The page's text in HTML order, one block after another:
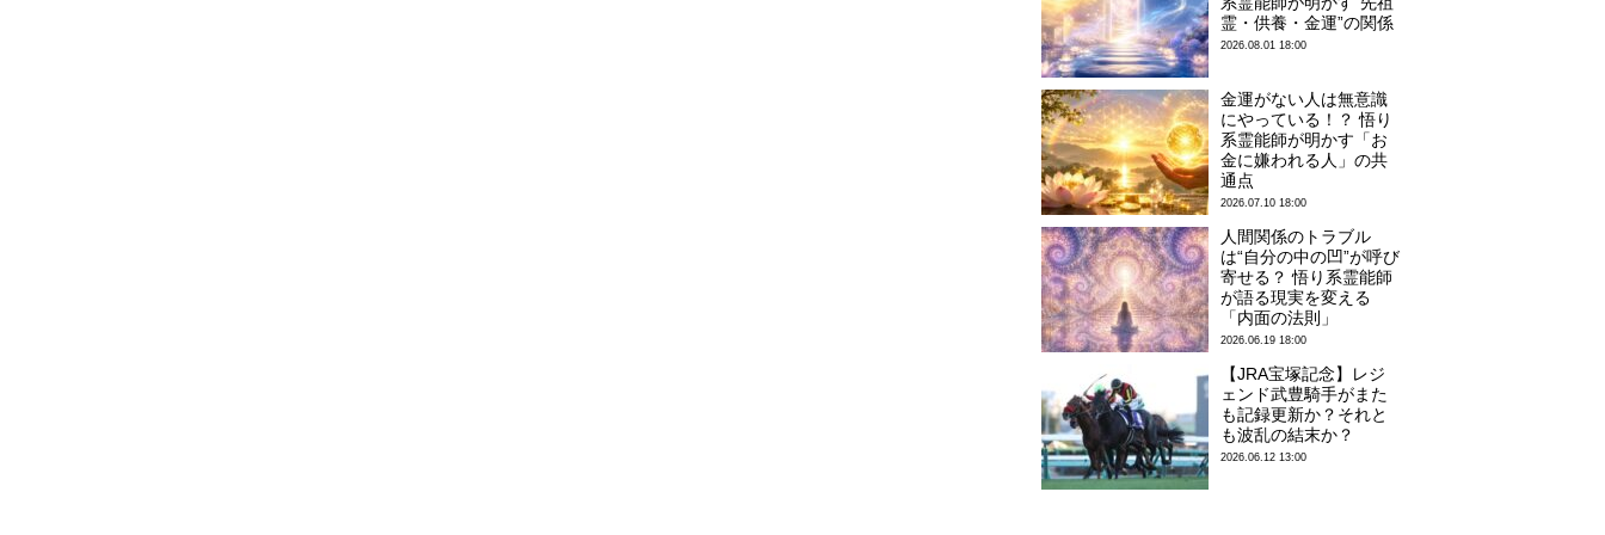
霊・供養・金運”の関係
2026.08.01 18:00
金運がない人は無意識
にやっている！？ 悟り
系霊能師が明かす「お
金に嫌われる人」の共
通点
2026.07.10 18:00
人間関係のトラブル
は“自分の中の凹”が呼び
寄せる？ 悟り系霊能師
が語る現実を変える
「内面の法則」
2026.06.19 18:00
【JRA宝塚記念】レジ
ェンド武豊騎手がまた
も記録更新か？それと
も波乱の結末か？
2026.06.12 13:00